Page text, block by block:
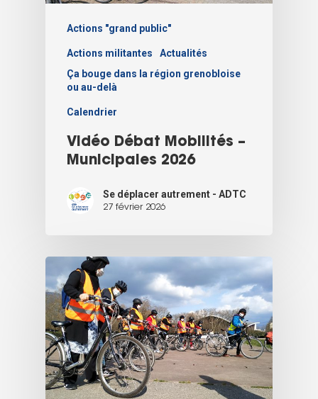
Actions "grand public"
Actions militantes
Actualités
Ça bouge dans la région grenobloise
ou au-delà
Calendrier
Vidéo Débat Mobilités –
Municipales 2026
Se déplacer autrement - ADTC
27 février 2026